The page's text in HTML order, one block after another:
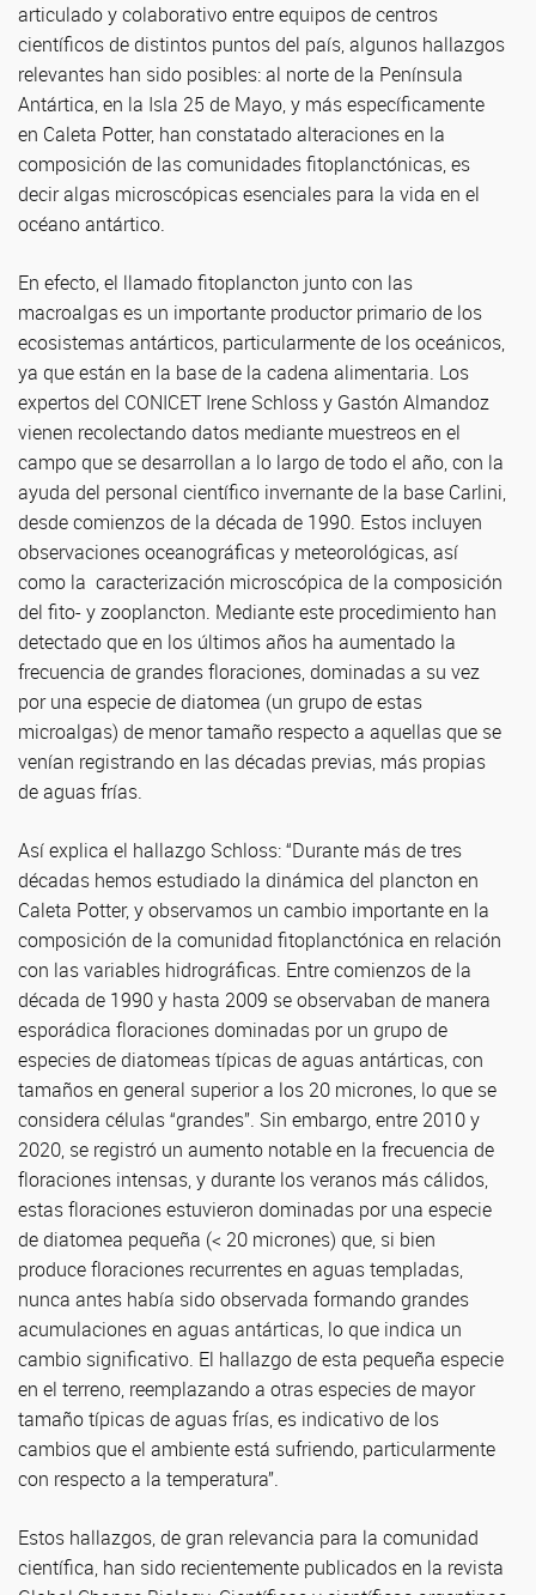
articulado y colaborativo entre equipos de centros
científicos de distintos puntos del país, algunos hallazgos
relevantes han sido posibles: al norte de la Península
Antártica, en la Isla 25 de Mayo, y más específicamente
en Caleta Potter, han constatado alteraciones en la
composición de las comunidades fitoplanctónicas, es
decir algas microscópicas esenciales para la vida en el
océano antártico.
En efecto, el llamado fitoplancton junto con las
macroalgas es un importante productor primario de los
ecosistemas antárticos, particularmente de los oceánicos,
ya que están en la base de la cadena alimentaria. Los
expertos del CONICET Irene Schloss y Gastón Almandoz
vienen recolectando datos mediante muestreos en el
campo que se desarrollan a lo largo de todo el año, con la
ayuda del personal científico invernante de la base Carlini,
desde comienzos de la década de 1990. Estos incluyen
observaciones oceanográficas y meteorológicas, así
como la caracterización microscópica de la composición
del fito- y zooplancton. Mediante este procedimiento han
detectado que en los últimos años ha aumentado la
frecuencia de grandes floraciones, dominadas a su vez
por una especie de diatomea (un grupo de estas
microalgas) de menor tamaño respecto a aquellas que se
venían registrando en las décadas previas, más propias
de aguas frías.
Así explica el hallazgo Schloss: “Durante más de tres
décadas hemos estudiado la dinámica del plancton en
Caleta Potter, y observamos un cambio importante en la
composición de la comunidad fitoplanctónica en relación
con las variables hidrográficas. Entre comienzos de la
década de 1990 y hasta 2009 se observaban de manera
esporádica floraciones dominadas por un grupo de
especies de diatomeas típicas de aguas antárticas, con
tamaños en general superior a los 20 micrones, lo que se
considera células “grandes”. Sin embargo, entre 2010 y
2020, se registró un aumento notable en la frecuencia de
floraciones intensas, y durante los veranos más cálidos,
estas floraciones estuvieron dominadas por una especie
de diatomea pequeña (< 20 micrones) que, si bien
produce floraciones recurrentes en aguas templadas,
nunca antes había sido observada formando grandes
acumulaciones en aguas antárticas, lo que indica un
cambio significativo. El hallazgo de esta pequeña especie
en el terreno, reemplazando a otras especies de mayor
tamaño típicas de aguas frías, es indicativo de los
cambios que el ambiente está sufriendo, particularmente
con respecto a la temperatura”.
Estos hallazgos, de gran relevancia para la comunidad
científica, han sido recientemente publicados en la revista